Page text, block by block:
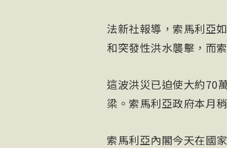
法新社報導，索馬利亞
和突發性洪水襲擊，而
這波洪災已迫使大約70
梁。索馬利亞政府本月
索馬利亞內閣今天在國